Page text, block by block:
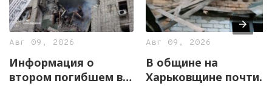
Авг 09, 2026
Информация о
втором погибшем в
Авг 09, 2026
В общине на
Харьковщине почти 2